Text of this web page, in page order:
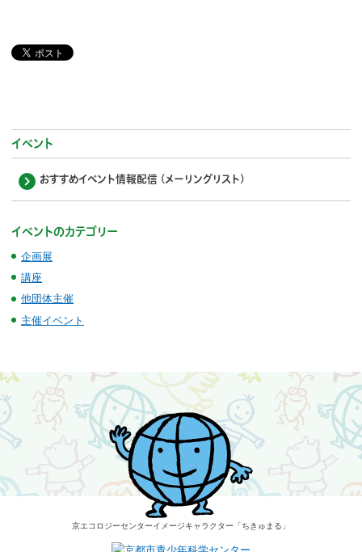
イベント
おすすめイベント情報配信 (メーリングリスト)
イベントのカテゴリー
企画展
講座
他団体主催
主催イベント
京エコロジーセンターイメージキャラクター 「ちきゅまる」